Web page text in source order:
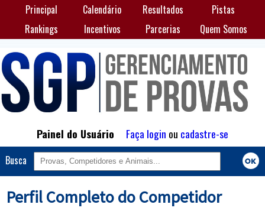
Principal Calendário Resultados
Pistas
Rankings
Incentivos Parcerias Quem Somos
Painel do Usuário Faça login ou cadastre-se
Busca
Perfil Completo do Competidor